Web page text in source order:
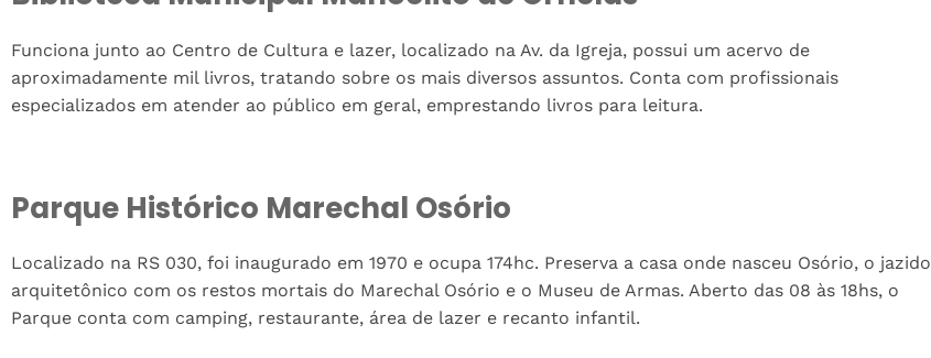
Funciona junto ao Centro de Cultura e lazer, localizado na Av. da Igreja, possui um acervo de
aproximadamente mil livros, tratando sobre os mais diversos assuntos. Conta com profissionais
especializados em atender ao público em geral, emprestando livros para leitura.
Parque Histórico Marechal Osório
Localizado na RS 030, foi inaugurado em 1970 e ocupa 174hc. Preserva a casa onde nasceu Osório, o jazido
arquitetônico com os restos mortais do Marechal Osório e o Museu de Armas. Aberto das 08 às 18hs, o
Parque conta com camping, restaurante, área de lazer e recanto infantil.